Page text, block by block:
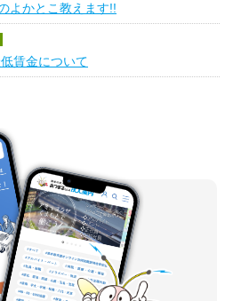
よかとこ教えます!!
賃金について